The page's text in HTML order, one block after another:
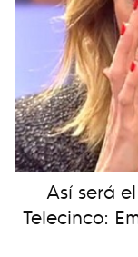
Así será
Telecinco: